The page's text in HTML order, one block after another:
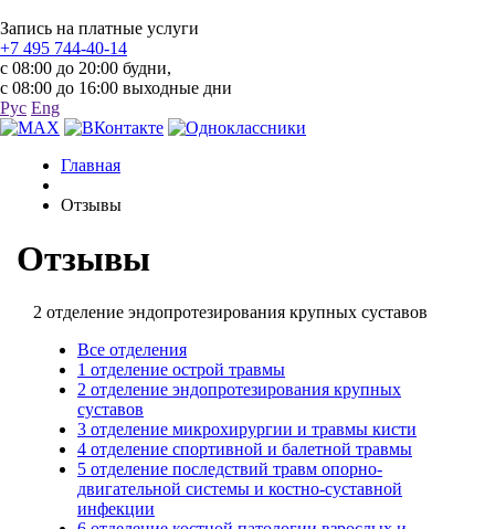
Запись на платные услуги
+7 495 744-40-14
с 08:00 до 20:00 будни,
с 08:00 до 16:00 выходные дни
Рус Eng
Главная
Отзывы
Отзывы
2 отделение эндопротезирования крупных суставов
Все отделения
1 отделение острой травмы
2 отделение эндопротезирования крупных
суставов
3 отделение микрохирургии и травмы кисти
4 отделение спортивной и балетной травмы
5 отделение последствий травм опорно-
двигательной системы и костно-суставной
инфекции